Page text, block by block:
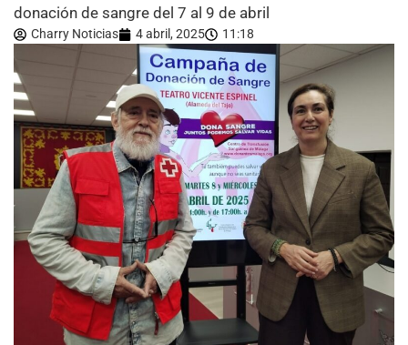
donación de sangre del 7 al 9 de abril
Charry Noticias 4 abril, 2025 11:18